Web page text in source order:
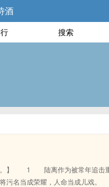
酒
搜索
己。】 1 陆离作为被常年追击
污名当成荣耀，人命当成儿戏